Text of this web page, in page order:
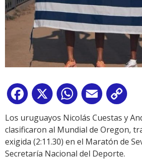
Facebook
X WhatsApp
Email
Los uruguayos Nicolás Cuestas y
clasificaron al Mundial de Oregon,
exigida (2:11.30) en el Maratón de
Secretaría Nacional del Deporte.